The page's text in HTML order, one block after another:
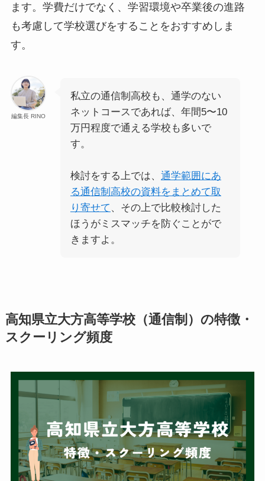
ます。学費だけでなく、学習環境や卒業後の進路
も考慮して学校選びをすることをおすすめしま
す。
編集長 RINO
私立の通信制高校も、通学のない
ネットコースであれば、年間5〜10
万円程度で通える学校も多いで
す。
検討をする上では、 通学範囲にあ
る通信制高校の資料をまとめて取
り寄せて 、その上で比較検討した
ほうがミスマッチを防ぐことがで
きますよ。
高知県立大方高等学校（通信制）の特徴・
スクーリング頻度